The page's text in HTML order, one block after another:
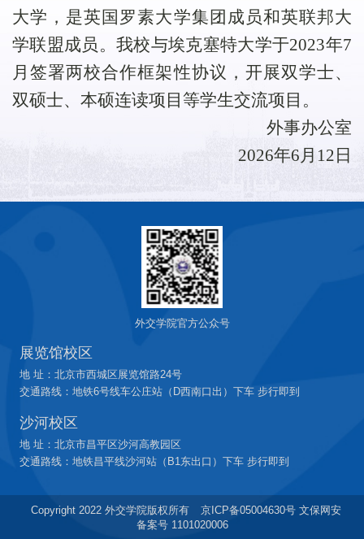
大学，是英国罗素大学集团成员和英联邦大
学联盟成员。我校与埃克塞特大学于2023年7
月签署两校合作框架性协议， 开展双学士、
双硕士、 本硕连读项目等学生交流项目 。
外事办公室
2026年6 月 12 日
外交学院官方公众号
展览馆校区
地 址：北京市西城区展览馆路24号
交通路线：地铁6号线车公庄站（D西南口出）下车 步行即到
沙河校区
地 址：北京市昌平区沙河高教园区
交通路线：地铁昌平线沙河站（B1东出口）下车 步行即到
Copyright 2022 外交学院版权所有
京ICP备05004630号 文保网安
备案号 1101020006